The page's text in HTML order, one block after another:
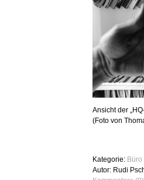
Ansicht der
(Foto von
Kategorie:
Autor: Rudi